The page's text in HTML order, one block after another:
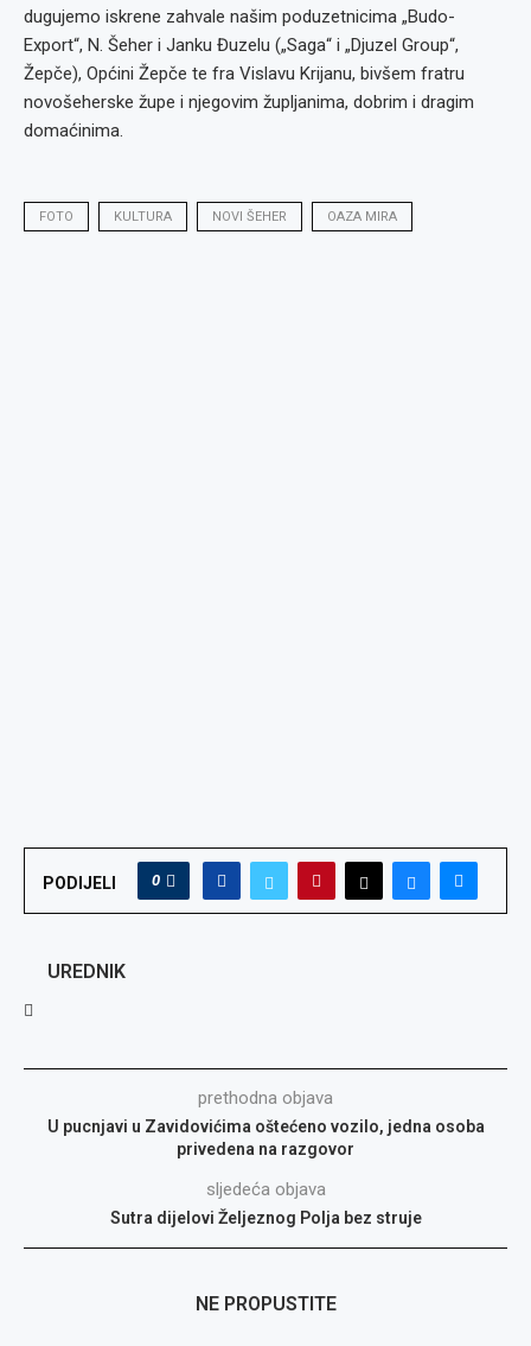
dugujemo iskrene zahvale našim poduzetnicima „Budo-
Export“, N. Šeher i Janku Đuzelu („Saga“ i „Djuzel Group“,
Žepče), Općini Žepče te fra Vislavu Krijanu, bivšem fratru
novošeherske župe i njegovim župljanima, dobrim i dragim
domaćinima.
FOTO KULTURA NOVI ŠEHER OAZA MIRA
PODIJELI 0
UREDNIK
prethodna objava
U pucnjavi u Zavidovićima oštećeno vozilo, jedna osoba
privedena na razgovor
sljedeća objava
Sutra dijelovi Željeznog Polja bez struje
NE PROPUSTITE